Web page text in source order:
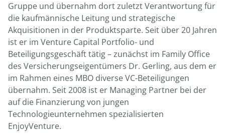
Gruppe und übernahm dort zuletzt Verantwortung für
die kaufmännische Leitung und strategische
Akquisitionen in der Produktsparte. Seit über 20 Jahren
ist er im Venture Capital Portfolio- und
Beteiligungsgeschäft tätig – zunächst im Family Office
des Versicherungseigentümers Dr. Gerling, aus dem er
im Rahmen eines MBO diverse VC-Beteiligungen
übernahm. Seit 2008 ist er Managing Partner bei der
auf die Finanzierung von jungen
Technologieunternehmen spezialisierten
EnjoyVenture.